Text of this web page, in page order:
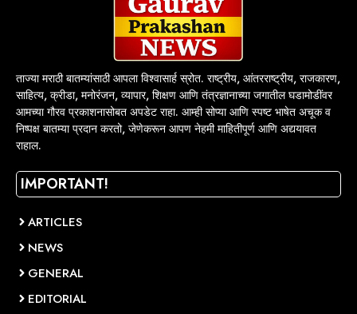
ताज्या मराठी बातम्यांसाठी आपला विश्वासार्ह स्रोत. राष्ट्रीय, आंतरराष्ट्रीय, राजकारण,
साहित्य, क्रीडा, मनोरंजन, व्यापार, शिक्षण आणि तंत्रज्ञानाच्या जगातील घडामोडींवर
आमच्या गौरव प्रकाशनासोबत अपडेट राहा. आम्ही सोप्या आणि स्पष्ट भाषेत अचूक व
निष्पक्ष बातम्या प्रदान करतो, जेणेकरून आपण नेहमी माहितीपूर्ण आणि अद्ययावत
राहाल.
IMPORTANT!
ARTICLES
NEWS
GENERAL
EDITORIAL